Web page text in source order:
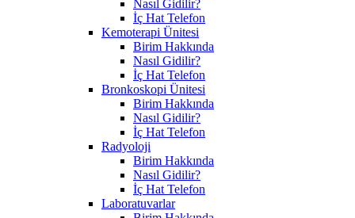
Nasıl Gidilir?
İç Hat Telefon
Kemoterapi Ünitesi
Birim Hakkında
Nasıl Gidilir?
İç Hat Telefon
Bronkoskopi Ünitesi
Birim Hakkında
Nasıl Gidilir?
İç Hat Telefon
Radyoloji
Birim Hakkında
Nasıl Gidilir?
İç Hat Telefon
Laboratuvarlar